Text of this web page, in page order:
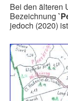
Bei den älteren
Bezeichnung
jedoch (2020)